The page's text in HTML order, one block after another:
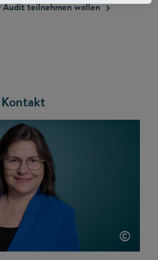
Audit teilnehmenwollen
Kontakt
©